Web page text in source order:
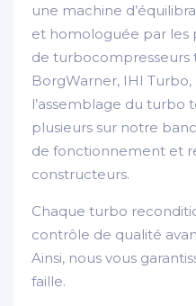
une machine
et homologuée par les
de turbocompresseurs
BorgWarner, IHI
l’assemblage du turbo
plusieurs sur notre
de fonctionnement et
constructeurs.
Chaque turbo
contrôle de qualité
Ainsi, nous vous
faille.